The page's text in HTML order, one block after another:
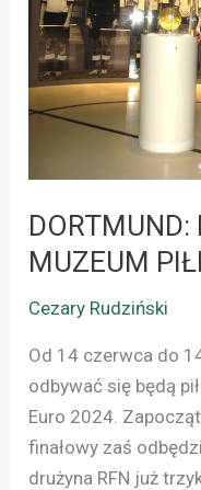
DORTMUND:
MUZEUM
Cezary Rudziński
Od 14 czerwca do
odbywać się będą
Euro 2024.
finałowy zaś
drużyna RFN już
NOŻNEJ